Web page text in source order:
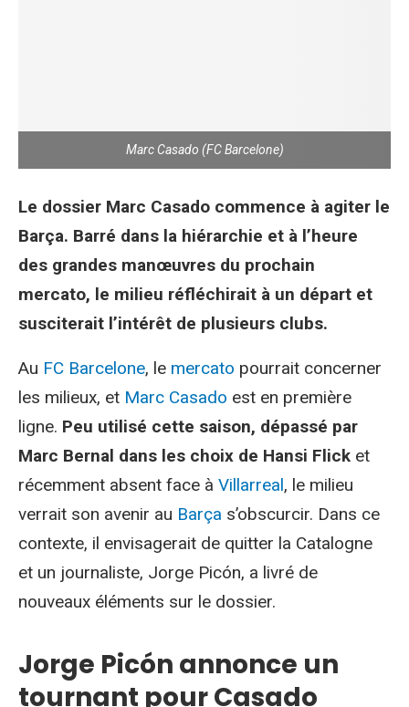
Marc Casado (FC Barcelone)
Le dossier Marc Casado commence à agiter le
Barça. Barré dans la hiérarchie et à l’heure
des grandes manœuvres du prochain
mercato, le milieu réfléchirait à un départ et
susciterait l’intérêt de plusieurs clubs.
Au FC Barcelone, le mercato pourrait concerner
les milieux, et Marc Casado est en première
ligne. Peu utilisé cette saison, dépassé par
Marc Bernal dans les choix de Hansi Flick et
récemment absent face à Villarreal, le milieu
verrait son avenir au Barça s’obscurcir. Dans ce
contexte, il envisagerait de quitter la Catalogne
et un journaliste, Jorge Picón, a livré de
nouveaux éléments sur le dossier.
Jorge Picón annonce un
tournant pour Casado